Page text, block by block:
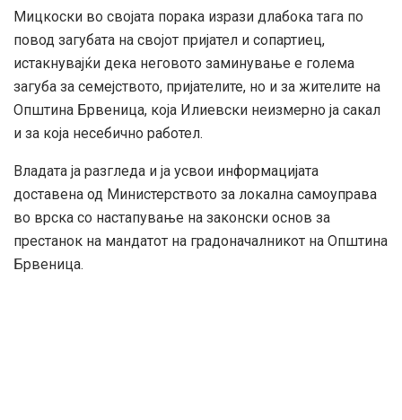
Мицкоски во својата порака изрази длабока тага по
повод загубата на својот пријател и сопартиец,
истакнувајќи дека неговото заминување е голема
загуба за семејството, пријателите, но и за жителите на
Општина Брвеница, која Илиевски неизмерно ја сакал
и за која несебично работел.
Владата ја разгледа и ја усвои информацијата
доставена од Министерството за локална самоуправа
во врска со настапување на законски основ за
престанок на мандатот на градоначалникот на Општина
Брвеница.